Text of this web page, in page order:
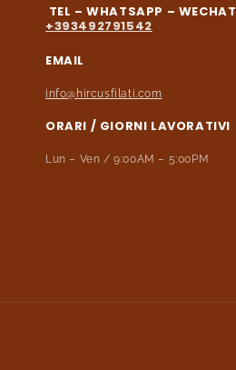
TEL – WHATSAPP – WECHAT
+393492791542
EMAIL
info@hircusfilati.com
ORARI / GIORNI LAVORATIVI
Lun – Ven / 9:00AM – 5:00PM